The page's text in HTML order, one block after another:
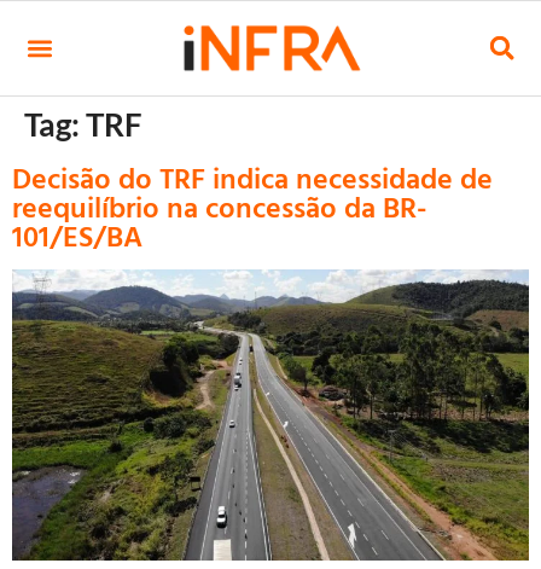
Tag:TRF
Decisão do TRF indica necessidade de
reequilíbrio na concessão da BR-
101/ES/BA